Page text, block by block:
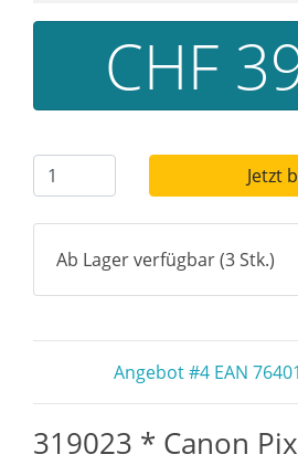
CHF
Jetzt
Ab Lager verfügbar (3 Stk.)
Angebot #4 EAN
319023 * Canon